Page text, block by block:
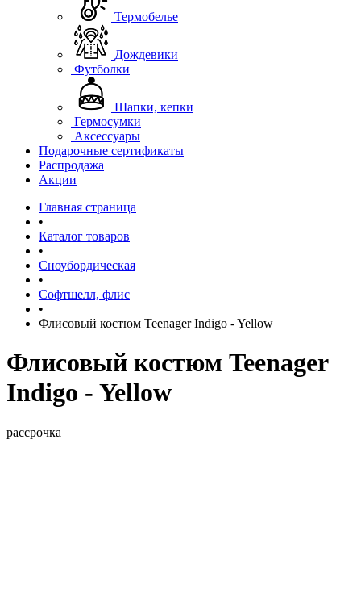
Термобелье
Дождевики
Футболки
Шапки, кепки
Гермосумки
Аксессуары
Подарочные сертификаты
Распродажа
Акции
Главная страница
•
Каталог товаров
•
Сноубордическая
•
Софтшелл, флис
•
Флисовый костюм Teenager Indigo - Yellow
Флисовый костюм Teenager
Indigo - Yellow
рассрочка